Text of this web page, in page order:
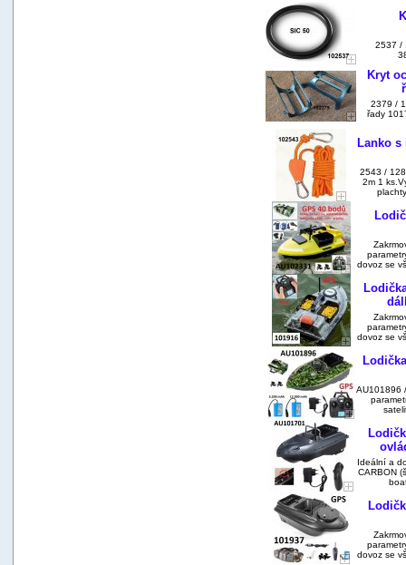
2537 /
Kryt
2379 /
řady
Lanko s
2543 /
2m 1
dovoz se
dovoz se
AU101896
Ideální a
CARBON
dovoz se